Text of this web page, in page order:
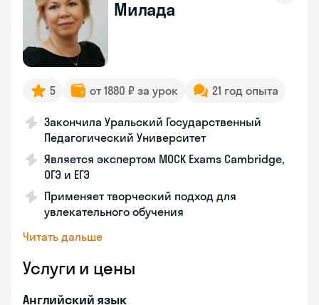
Милада
5 от 1880 ₽ за урок 21 год опыта
Закончила Уральский Государственный
Педагогический Университет
Является экспертом MOCK Exams Cambridge,
ОГЭ и ЕГЭ
Применяет творческий подход для
увлекательного обучения
Читать дальше
Услуги и цены
Английский язык